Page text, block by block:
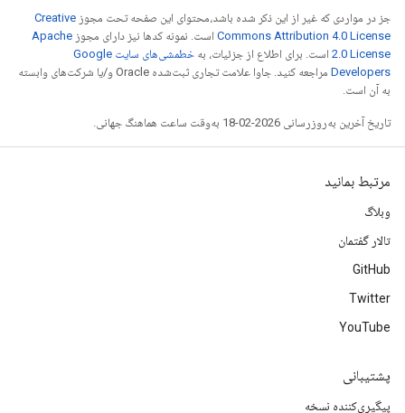
جز در مواردی که غیر از این ذکر شده باشد،‌محتوای این صفحه تحت مجوز Creative
Commons Attribution 4.0 License است. نمونه کدها نیز دارای مجوز Apache
2.0 License است. برای اطلاع از جزئیات، به
خطمشی‌های سایت Google
Developers‏
مراجعه کنید. جاوا علامت تجاری ثبت‌شده Oracle و/یا شرکت‌های وابسته
به آن است.
تاریخ آخرین به‌روزرسانی 2026-02-18 به‌وقت ساعت هماهنگ جهانی.
مرتبط بمانید
وبلاگ
تالار گفتمان
GitHub
Twitter
YouTube
پشتیبانی
پیگیری‌کننده نسخه